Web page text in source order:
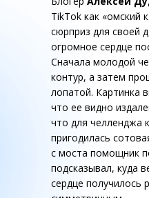
TikTok как «омский
сюрприз для своей
огромное сердце
Сначала молодой
контур, а затем
лопатой. Картинка
что ее видно
что для челленджа
пригодилась
с моста помощник
подсказывал, куда
сердце получилось